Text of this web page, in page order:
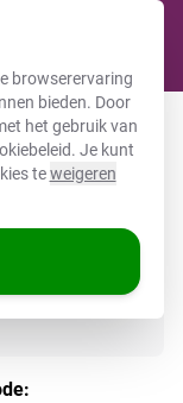
browserervaring
bieden. Door
het gebruik van
. Je kunt
teweigeren